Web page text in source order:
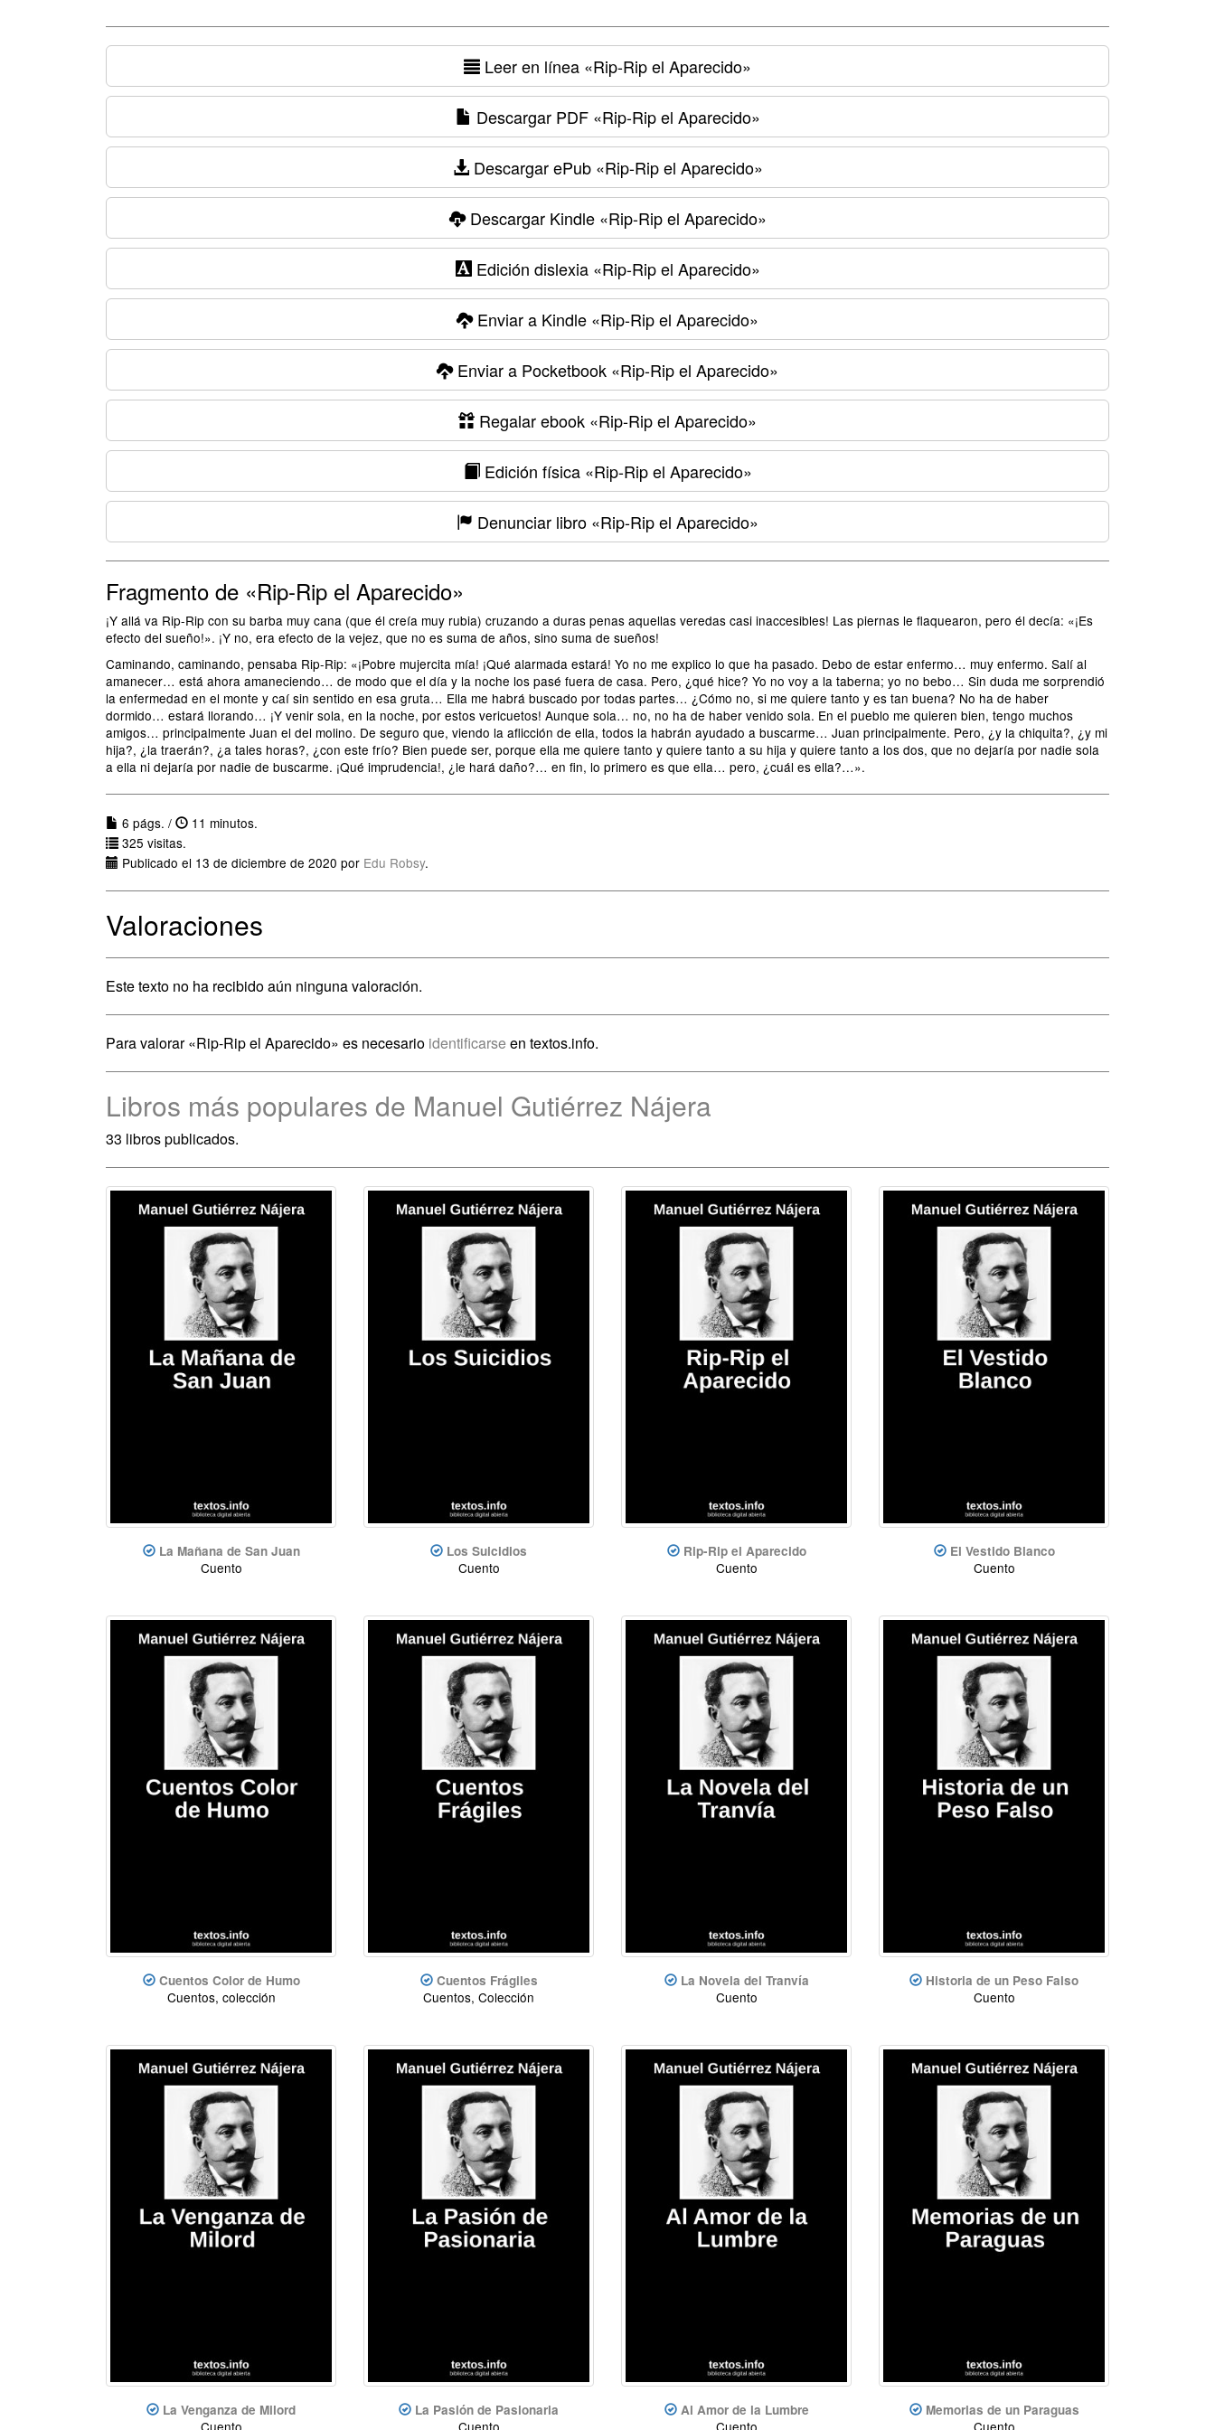
Leer en línea «Rip-Rip el Aparecido»
Descargar PDF«Rip-Rip el Aparecido»
Descargar ePub«Rip-Rip el Aparecido»
Descargar Kindle«Rip-Rip el Aparecido»
Edición dislexia«Rip-Rip el Aparecido»
Enviar a Kindle «Rip-Rip el Aparecido»
Enviar a Pocketbook «Rip-Rip el Aparecido»
Regalar ebook «Rip-Rip el Aparecido»
Edición física«Rip-Rip el Aparecido»
Denunciar libro «Rip-Rip el Aparecido»
Fragmento de «Rip-Rip el Aparecido»
¡Y allá va Rip-Rip con su barba muy cana (que él creía muy rubia) cruzando a duras penas aquellas veredas casi inaccesibles! Las piernas le flaquearon, pero él decía: «¡Es
efecto del sueño!». ¡Y no, era efecto de la vejez, que no es suma de años, sino suma de sueños!
Caminando, caminando, pensaba Rip-Rip: «¡Pobre mujercita mía! ¡Qué alarmada estará! Yo no me explico lo que ha pasado. Debo de estar enfermo… muy enfermo. Salí al
amanecer… está ahora amaneciendo… de modo que el día y la noche los pasé fuera de casa. Pero, ¿qué hice? Yo no voy a la taberna; yo no bebo… Sin duda me sorprendió
la enfermedad en el monte y caí sin sentido en esa gruta… Ella me habrá buscado por todas partes… ¿Cómo no, si me quiere tanto y es tan buena? No ha de haber
dormido… estará llorando… ¡Y venir sola, en la noche, por estos vericuetos! Aunque sola… no, no ha de haber venido sola. En el pueblo me quieren bien, tengo muchos
amigos… principalmente Juan el del molino. De seguro que, viendo la aflicción de ella, todos la habrán ayudado a buscarme… Juan principalmente. Pero, ¿y la chiquita?, ¿y mi
hija?, ¿la traerán?, ¿a tales horas?, ¿con este frío? Bien puede ser, porque ella me quiere tanto y quiere tanto a su hija y quiere tanto a los dos, que no dejaría por nadie sola
a ella ni dejaría por nadie de buscarme. ¡Qué imprudencia!, ¿le hará daño?… en fin, lo primero es que ella… pero, ¿cuál es ella?…».
6 págs. /
11 minutos.
325 visitas.
Publicado el 13 de diciembre de 2020 por Edu Robsy.
Valoraciones
Este texto no ha recibido aún ninguna valoración.
Para valorar «Rip-Rip el Aparecido» es necesario identificarse en textos.info.
Libros más populares de Manuel Gutiérrez Nájera
33 libros publicados.
La Mañana de San Juan
Cuento
Los Suicidios
Cuento
Rip-Rip el Aparecido
Cuento
El Vestido Blanco
Cuento
Cuentos Color de Humo
Cuentos, colección
Cuentos Frágiles
Cuentos, Colección
La Novela del Tranvía
Cuento
Historia de un Peso Falso
Cuento
La Venganza de Milord
Cuento
La Pasión de Pasionaria
Cuento
Al Amor de la Lumbre
Cuento
Memorias de un Paraguas
Cuento